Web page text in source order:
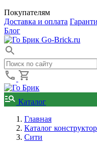
Покупателям
Доставка и оплата
Блог
Go-Brick.ru
Каталог
Главная
Каталог
Сити